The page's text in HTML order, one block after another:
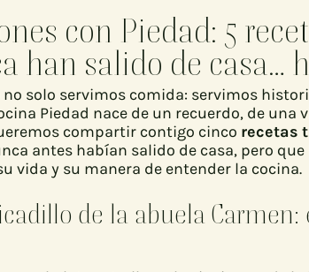
con Piedad: 5
han salido de casa…
solo servimos comida: servimos
Piedad nace de un recuerdo, de una
compartir contigo cinco recetas
antes habían salido de casa, pero
vida y su manera de entender la cocina.
de la abuela